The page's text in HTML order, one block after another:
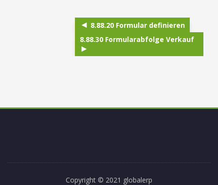
8.88.20 Formular definieren
8.88.30 Formularabfolge Verkauf
Copyright © 2021 globalerp